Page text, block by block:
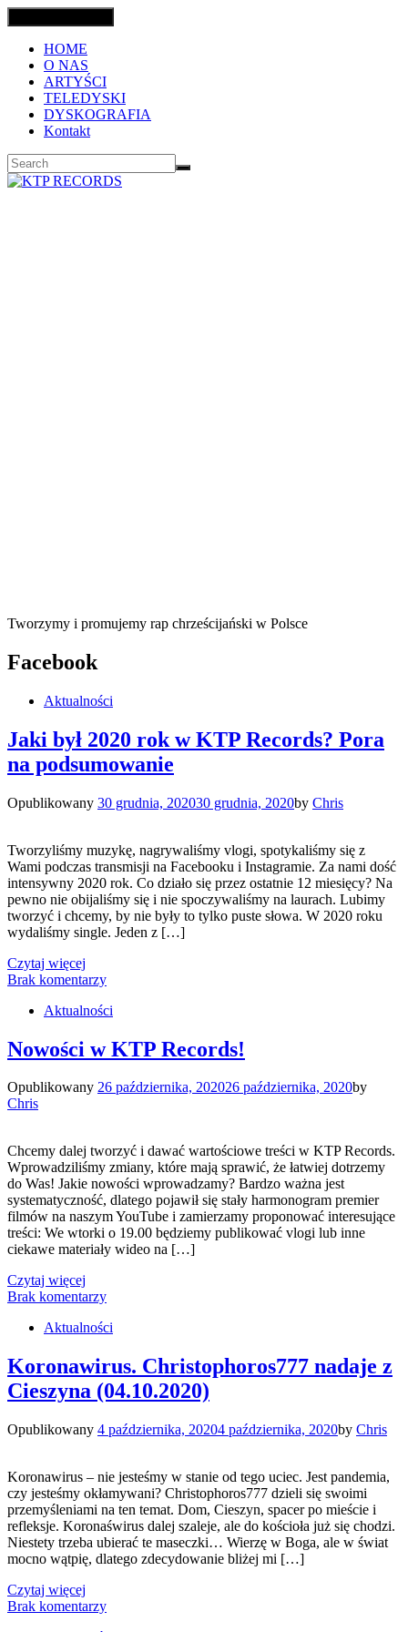
HOME
O NAS
ARTYŚCI
TELEDYSKI
DYSKOGRAFIA
Kontakt
Tworzymy i promujemy rap chrześcijański w Polsce
Facebook
Aktualności
Jaki był 2020 rok w KTP Records? Pora
na podsumowanie
Opublikowany 30 grudnia, 202030 grudnia, 2020by Chris
Tworzyliśmy muzykę, nagrywaliśmy vlogi, spotykaliśmy się z
Wami podczas transmisji na Facebooku i Instagramie. Za nami dość
intensywny 2020 rok. Co działo się przez ostatnie 12 miesięcy? Na
pewno nie obijaliśmy się i nie spoczywaliśmy na laurach. Lubimy
tworzyć i chcemy, by nie były to tylko puste słowa. W 2020 roku
wydaliśmy single. Jeden z […]
Czytaj więcej
Brak komentarzy
Aktualności
Nowości w KTP Records!
Opublikowany 26 października, 202026 października, 2020by
Chris
Chcemy dalej tworzyć i dawać wartościowe treści w KTP Records.
Wprowadziliśmy zmiany, które mają sprawić, że łatwiej dotrzemy
do Was! Jakie nowości wprowadzamy? Bardzo ważna jest
systematyczność, dlatego pojawił się stały harmonogram premier
filmów na naszym YouTube i zamierzamy proponować interesujące
treści: We wtorki o 19.00 będziemy publikować vlogi lub inne
ciekawe materiały wideo na […]
Czytaj więcej
Brak komentarzy
Aktualności
Koronawirus. Christophoros777 nadaje z
Cieszyna (04.10.2020)
Opublikowany 4 października, 20204 października, 2020by Chris
Koronawirus – nie jesteśmy w stanie od tego uciec. Jest pandemia,
czy jesteśmy okłamywani? Christophoros777 dzieli się swoimi
przemyśleniami na ten temat. Dom, Cieszyn, spacer po mieście i
refleksje. Koronaświrus dalej szaleje, ale do kościoła już się chodzi.
Niestety trzeba ubierać te maseczki… Wierzę w Boga, ale w świat
mocno wątpię, dlatego zdecydowanie bliżej mi […]
Czytaj więcej
Brak komentarzy